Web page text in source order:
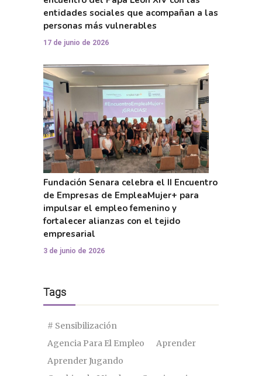
entidades sociales que acompañan a las
personas más vulnerables
17 de junio de 2026
Fundación Senara celebra el II Encuentro
de Empresas de EmpleaMujer+ para
impulsar el empleo femenino y
fortalecer alianzas con el tejido
empresarial
3 de junio de 2026
Tags
# Sensibilización
Agencia Para El Empleo
Aprender
Aprender Jugando